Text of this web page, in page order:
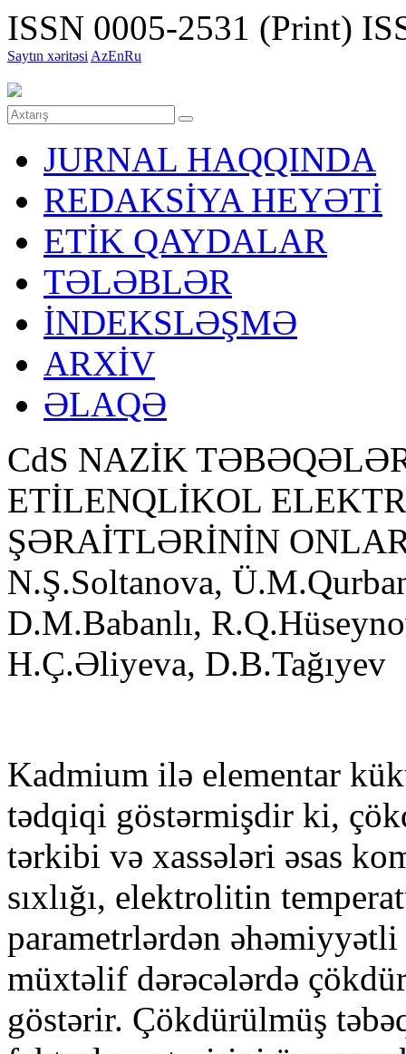
ISSN 0005-2531 (Print)
Saytın xəritəsi AzEnRu
JURNAL HAQQINDA
REDAKSİYA HEYƏTİ
ETİK QAYDALAR
TƏLƏBLƏR
İNDEKSLƏŞMƏ
ARXİV
ƏLAQƏ
CdS NAZİK
ETİLENQLİKOL
ŞƏRAİTLƏRİNİN
N.Ş.Soltanova,
D.M.Babanlı,
H.Ç.Əliyeva, D.B.Tağıyev
Kadmium ilə elementar
tədqiqi göstərmişdir ki,
tərkibi və xassələri əsas
sıxlığı, elektrolitin
parametrlərdən əhəmiyyətli
müxtəlif dərəcələrdə
göstərir. Çökdürülmüş